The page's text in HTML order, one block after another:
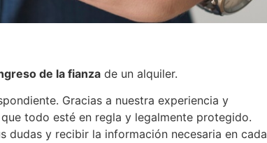
de la fianza de un alquiler.
Gracias a nuestra experiencia y
todo esté en regla y legalmente protegido.
dudas y recibir la información necesaria en cada